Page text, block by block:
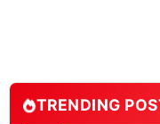
TRENDING